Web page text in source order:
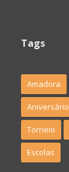
Tags
Amadora
Aniversário
Torneio
Escolas